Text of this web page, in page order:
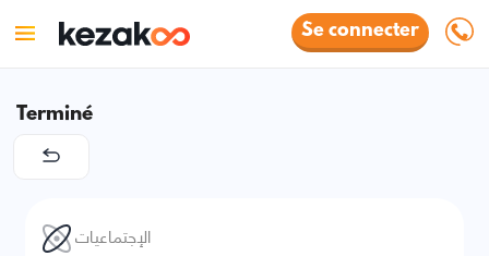
Se connecter
Terminé
الإجتماعيات